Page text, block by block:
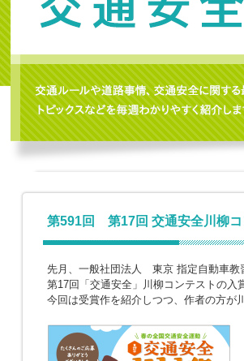
第591回 第17回 交通安全川柳コ
先月、一般社団法人 東京 指定自動車教
第17回「交通安全」川柳コンテストの入
今回は受賞作を紹介しつつ、作者の方が